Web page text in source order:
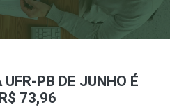
PB DE JUNHO É
73,96